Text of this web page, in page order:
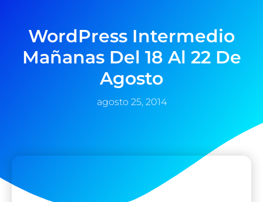
WordPress Intermedio
Mañanas Del 18 Al 22 De
Agosto
agosto 25, 2014